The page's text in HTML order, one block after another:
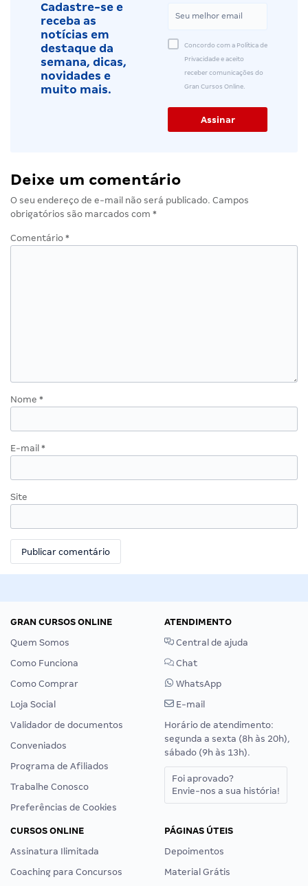
Cadastre-se e
receba as
notícias em
destaque da
semana, dicas,
novidades e
muito mais.
Concordo com a Política de
Privacidade e aceito
receber comunicações do
Gran Cursos Online.
Deixe um comentário
O seu endereço de e-mail não será publicado. Campos
obrigatórios são marcados com *
Comentário *
Nome *
E-mail *
Site
GRAN CURSOS ONLINE
Quem Somos
Como Funciona
Como Comprar
Loja Social
Validador de documentos
Conveniados
Programa de Afiliados
Trabalhe Conosco
Preferências de Cookies
ATENDIMENTO
Central de ajuda
Chat
WhatsApp
E-mail
Horário de atendimento:
segunda a sexta (8h às 20h),
sábado (9h às 13h).
Foi aprovado?
Envie-nos a sua história!
CURSOS ONLINE
Assinatura Ilimitada
Coaching para Concursos
PÁGINAS ÚTEIS
Depoimentos
Material Grátis